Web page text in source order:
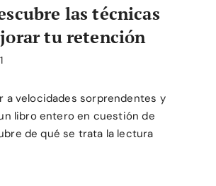
las técnicas
tu retención
a velocidades sorprendentes y
libro entero en cuestión de
de qué se trata la lectura